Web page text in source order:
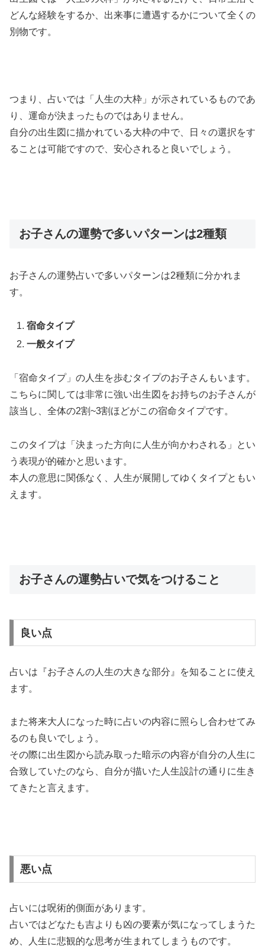
どんな経験をするか、出来事に遭遇するかについて全くの
別物です。
つまり、占いでは「人生の大枠」が示されているものであ
り、運命が決まったものではありません。
自分の出生図に描かれている大枠の中で、日々の選択をす
ることは可能ですので、安心されると良いでしょう。
お子さんの運勢で多いパターンは2種類
お子さんの運勢占いで多いパターンは2種類に分かれま
す。
宿命タイプ
一般タイプ
「宿命タイプ」の人生を歩むタイプのお子さんもいます。
こちらに関しては非常に強い出生図をお持ちのお子さんが
該当し、全体の2割~3割ほどがこの宿命タイプです。
このタイプは「決まった方向に人生が向かわされる」とい
う表現が的確かと思います。
本人の意思に関係なく、人生が展開してゆくタイプともい
えます。
お子さんの運勢占いで気をつけること
良い点
占いは『お子さんの人生の大きな部分』を知ることに使え
ます。
また将来大人になった時に占いの内容に照らし合わせてみ
るのも良いでしょう。
その際に出生図から読み取った暗示の内容が自分の人生に
合致していたのなら、自分が描いた人生設計の通りに生き
てきたと言えます。
悪い点
占いには呪術的側面があります。
占いではどなたも吉よりも凶の要素が気になってしまうた
め、人生に悲観的な思考が生まれてしまうものです。